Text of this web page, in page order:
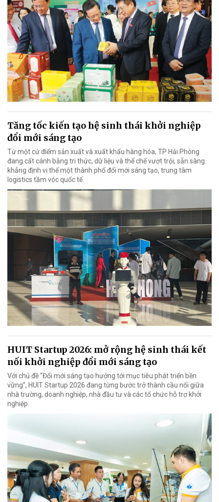
Tăng tốc kiến tạo hệ sinh thái khởi nghiệp
đổi mới sáng tạo
Từ một cứ điểm sản xuất và xuất khẩu hàng hóa, TP Hải Phòng
đang cất cánh bằng tri thức, dữ liệu và thể chế vượt trội, sẵn sàng
khẳng định vị thế một thành phố đổi mới sáng tạo, trung tâm
logistics tầm vóc quốc tế.
HUIT Startup 2026: mở rộng hệ sinh thái kết
nối khởi nghiệp đổi mới sáng tạo
Với chủ đề “Đổi mới sáng tạo hướng tới mục tiêu phát triển bền
vững”, HUIT Startup 2026 đang từng bước trở thành cầu nối giữa
nhà trường, doanh nghiệp, nhà đầu tư và các tổ chức hỗ trợ khởi
nghiệp.